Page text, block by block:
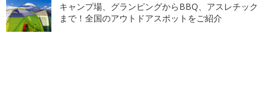
キャンプ場、グランピングからBBQ、アスレチック
まで！全国のアウトドアスポットをご紹介